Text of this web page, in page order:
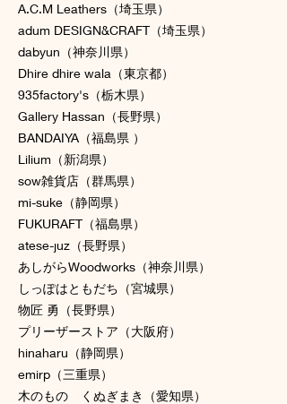
A.C.M Leathers（埼玉県）
adum DESIGN&CRAFT（埼玉県）
dabyun（神奈川県）
Dhire dhire wala（東京都）
935factory's（栃木県）
Gallery Hassan（長野県）
BANDAIYA（福島県 ）
Lilium（新潟県）
sow雑貨店（群馬県）
mi-suke（静岡県）
FUKURAFT（福島県）
atese-juz（長野県）
あしがらWoodworks（神奈川県）
しっぽはともだち（宮城県）
物匠 勇（長野県）
プリーザーストア（大阪府）
hinaharu（静岡県）
emirp（三重県）
木のもの くぬぎまき（愛知県）